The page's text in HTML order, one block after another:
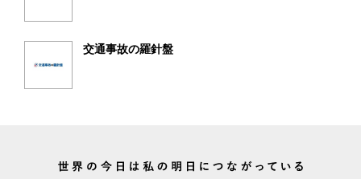
交通事故の羅針盤